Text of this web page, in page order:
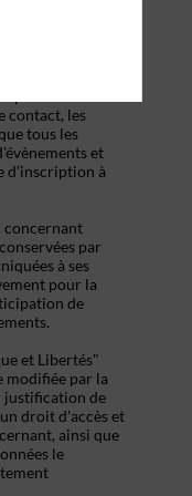
relatives
d’un
contact, les
tous les
et
d’inscription à
concernant
par
à ses
pour la
de
et Libertés"
modifiée par la
justification de
droit d'accès et
ainsi que
le